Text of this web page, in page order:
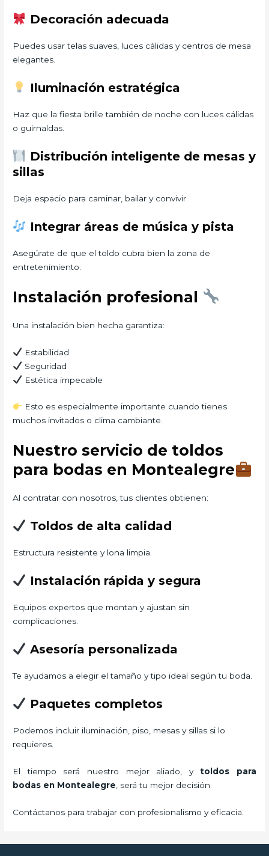
Decoración adecuada
Puedes usar telas suaves, luces cálidas y centros de mesa
elegantes.
Iluminación estratégica
Haz que la fiesta brille también de noche con luces cálidas
o guirnaldas.
Distribución inteligente de mesas y
sillas
Deja espacio para caminar, bailar y convivir.
Integrar áreas de música y pista
Asegúrate de que el toldo cubra bien la zona de
entretenimiento.
Instalación profesional
Una instalación bien hecha garantiza:
Estabilidad
Seguridad
Estética impecable
Esto es especialmente importante cuando tienes
muchos invitados o clima cambiante.
Nuestro servicio de toldos
para bodas en Montealegre
Al contratar con nosotros, tus clientes obtienen:
Toldos de alta calidad
Estructura resistente y lona limpia.
Instalación rápida y segura
Equipos expertos que montan y ajustan sin
complicaciones.
Asesoría personalizada
Te ayudamos a elegir el tamaño y tipo ideal según tu boda.
Paquetes completos
Podemos incluir iluminación, piso, mesas y sillas si lo
requieres.
El tiempo será nuestro mejor aliado, ytoldos para
bodas en Montealegre , será tu mejor decisión.
Contáctanos para trabajar con profesionalismo y eficacia.